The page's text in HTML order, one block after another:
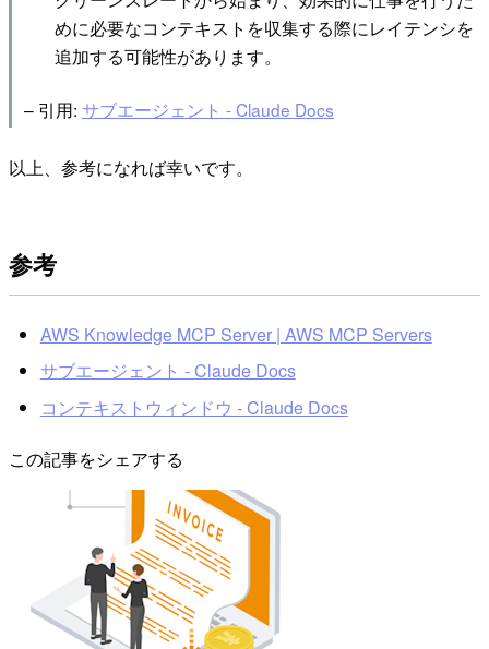
めに必要なコンテキストを収集する際にレイテンシを
追加する可能性があります。
– 引用: サブエージェント - Claude Docs
以上、参考になれば幸いです。
参考
AWS Knowledge MCP Server | AWS MCP Servers
サブエージェント - Claude Docs
コンテキストウィンドウ - Claude Docs
この記事をシェアする